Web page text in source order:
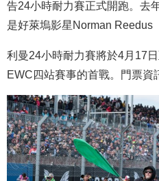
告24小時耐力賽正式開跑。去
是好萊塢影星Norman Reedus
利曼24小時耐力賽將於4月17
EWC四站賽事的首戰。門票資